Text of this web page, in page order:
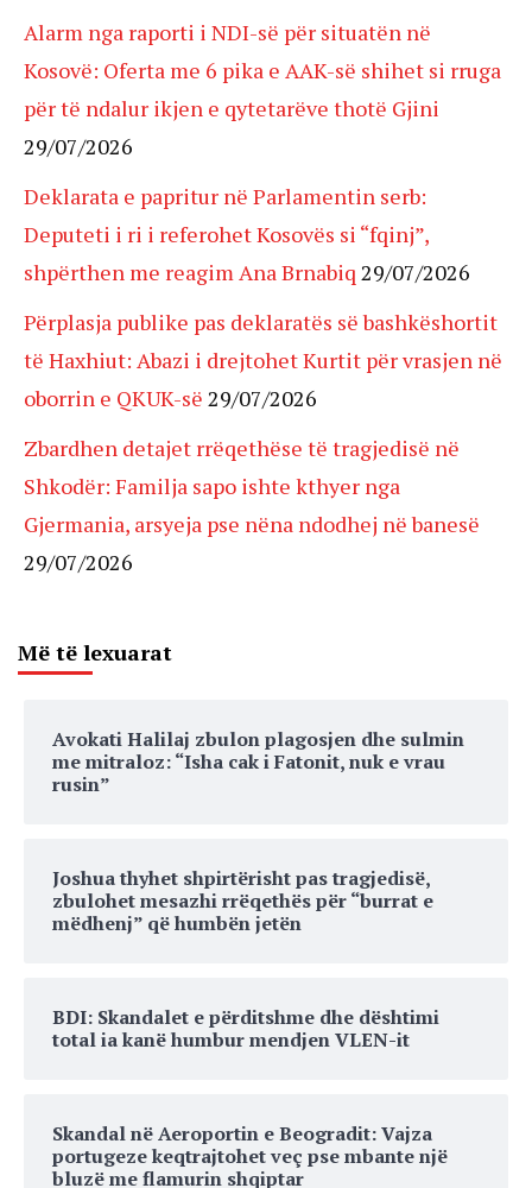
Alarm nga raporti i NDI-së për situatën në
Kosovë: Oferta me 6 pika e AAK-së shihet si rruga
për të ndalur ikjen e qytetarëve thotë Gjini
29/07/2026
Deklarata e papritur në Parlamentin serb:
Deputeti i ri i referohet Kosovës si “fqinj”,
shpërthen me reagim Ana Brnabiq 29/07/2026
Përplasja publike pas deklaratës së bashkëshortit
të Haxhiut: Abazi i drejtohet Kurtit për vrasjen në
oborrin e QKUK-së 29/07/2026
Zbardhen detajet rrëqethëse të tragjedisë në
Shkodër: Familja sapo ishte kthyer nga
Gjermania, arsyeja pse nëna ndodhej në banesë
29/07/2026
Më të lexuarat
Avokati Halilaj zbulon plagosjen dhe sulmin
me mitraloz: “Isha cak i Fatonit, nuk e vrau
rusin”
Joshua thyhet shpirtërisht pas tragjedisë,
zbulohet mesazhi rrëqethës për “burrat e
mëdhenj” që humbën jetën
BDI: Skandalet e përditshme dhe dështimi
total ia kanë humbur mendjen VLEN-it
Skandal në Aeroportin e Beogradit: Vajza
portugeze keqtrajtohet veç pse mbante një
bluzë me flamurin shqiptar